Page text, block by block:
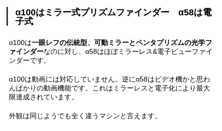
α100はミラー式プリズムファインダー α58は電
子式
α100は一眼レフの伝統型、可動ミラーとペンタプリズムの光学フ
ァインダーなのに対し、α58はほぼミラーレス&電子ビューファイ
ンダーです。
α100は動画には対応していません。逆にα58はビデオ機かと思わ
んばかりの動画機能です。これはミラーレスと電子化により最大
限達成されています。
外観は同じようでも全く違うマシンと言えます。